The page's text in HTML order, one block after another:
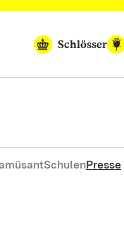
Schlösser
SchulenPresse